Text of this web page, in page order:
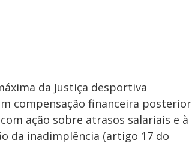
da Justiça desportiva
compensação financeira posterior
ação sobre atrasos salariais e à
da inadimplência (artigo 17 do